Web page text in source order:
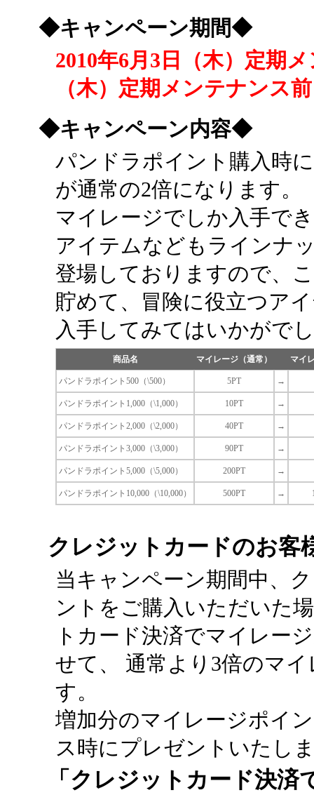
◆キャンペーン期間◆
2010年6月3日（木）定期
（木）定期メンテナンス
◆キャンペーン内容◆
パンドラポイント購入時
が通常の2倍になります。
マイレージでしか入手で
アイテムなどもラインナ
登場しておりますので、
貯めて、冒険に役立つア
入手してみてはいかがで
商品名 マイレージ（通常） マイ
パンドラポイント500（\500） 5PT →
パンドラポイント1,000（\1,000） 10PT →
パンドラポイント2,000（\2,000） 40PT →
パンドラポイント3,000（\3,000） 90PT →
パンドラポイント5,000（\5,000） 200PT →
パンドラポイント10,000（\10,000） 500PT →
クレジットカードのお客
当キャンペーン期間中、
ントをご購入いただいた
トカード決済でマイレー
せて、 通常より3倍のマ
す。
増加分のマイレージポイ
ス時にプレゼントいたし
「クレジットカード決